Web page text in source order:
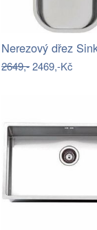
2649,-2469,-Kč